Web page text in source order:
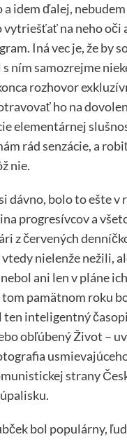
idem ďalej, nebudem
vytriešťať na neho oči
Iná vec je, že by
ním samozrejme
rozhovor
ho na
elementárnej
rád senzácie, a
nie.
dávno, bolo to ešte v
progresívcov a
z červených
nielenže nežili,
ani len v pláne
pamätnom roku
ten inteligentný
obľúbený Život –
strany
bol populárny,